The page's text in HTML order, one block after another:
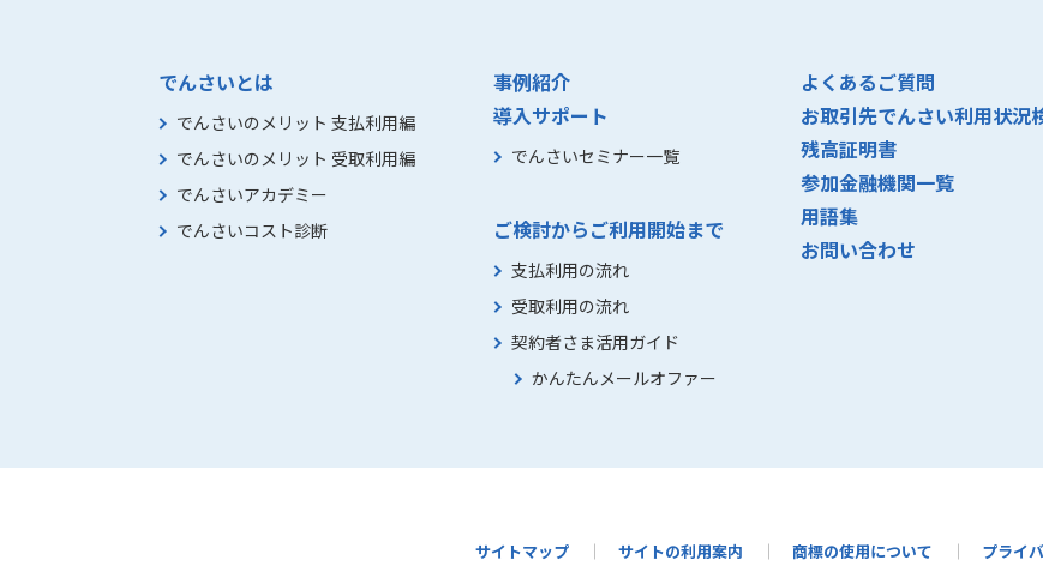
でんさいとは
でんさいのメリット 支払利用編
でんさいのメリット 受取利用編
でんさいアカデミー
でんさいコスト診断
事例紹介
導入サポート
でんさいセミナー一覧
ご検討からご利用開始まで
支払利用の流れ
受取利用の流れ
契約者さま活用ガイド
かんたんメールオファー
よくあるご質問
お取引先でんさい利用状況
残高証明書
参加金融機関一覧
用語集
お問い合わせ
サイトマップ サイトの利用案内 商標の使用について プライ